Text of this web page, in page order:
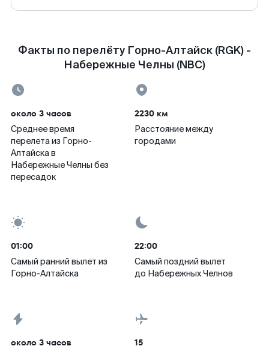
Факты по перелёту Горно-Алтайск (RGK) -
Набережные Челны (NBC)
около 3 часов
Среднее время
перелета из Горно-
Алтайска в
Набережные Челны без
пересадок
2230 км
Расстояние между
городами
01:00
Самый ранний вылет из
Горно-Алтайска
22:00
Самый поздний вылет
до Набережных Челнов
около 3 часов 15